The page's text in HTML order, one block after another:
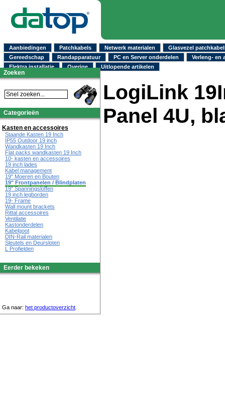
Aanbiedingen Patchkabels Netwerk materialen
Glasvezel
Gereedschap
Randapparatuur PC en Server onderdelen
Verleng- en
Elektra installatie
Overige Uitlopende artikelen
LogiLink
Panel 4U,
Zoeken
Categorieën
Kasten en accessoires
Staande Kasten 19 Inch
IP55 Outdoor 19 inch
Wandkasten 19 Inch
Flat packs wandkasten 19 Inch
10- kasten en accessoires
19 inch lades
Kabel management
19" Moeren en Bouten
19" Frontpanelen / Blindplaten
19" Spanningsloffen
19 inch legborden
19- Frame
Wall mount brackets
Rittal accessoires
Ventilatie
Kastonderdelen
Kabelgoot
DIN-Rail materialen
Sleutels en Deursloten
L Profielden
Eerder bekeken
Ga naar: het productoverzicht